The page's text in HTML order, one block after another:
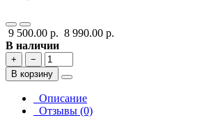
9 500.00 р. 8 990.00 р.
В наличии
+
−
В корзину
Описание
Отзывы (0)